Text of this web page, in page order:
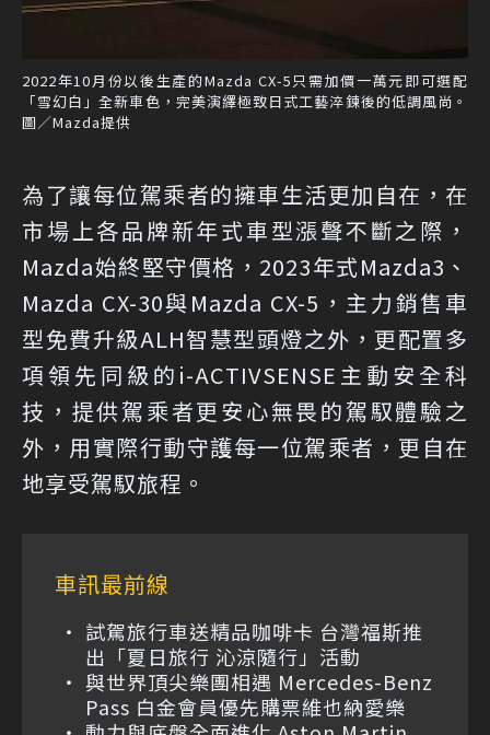
2022年10月份以後生產的Mazda CX-5只需加價一萬元即可選配
「雪幻白」全新車色，完美演繹極致日式工藝淬鍊後的低調風尚。
圖／Mazda提供
為了讓每位駕乘者的擁車生活更加自在，在
市場上各品牌新年式車型漲聲不斷之際，
Mazda始終堅守價格，2023年式Mazda3、
Mazda CX-30與Mazda CX-5，主力銷售車
型免費升級ALH智慧型頭燈之外，更配置多
項領先同級的i-ACTIVSENSE主動安全科
技，提供駕乘者更安心無畏的駕馭體驗之
外，用實際行動守護每一位駕乘者，更自在
地享受駕馭旅程。
車訊最前線
試駕旅行車送精品咖啡卡 台灣福斯推
出「夏日旅行 沁涼隨行」活動
與世界頂尖樂團相遇 Mercedes-Benz
Pass 白金會員優先購票維也納愛樂